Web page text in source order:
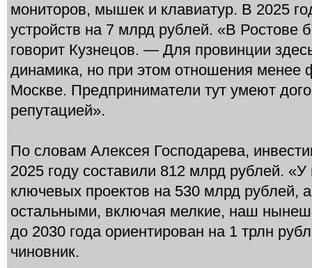
мониторов, мышек и клавиатур. В 2025
устройств на 7 млрд рублей. «В Ростове
говорит Кузнецов. — Для провинции
динамика, но при этом отношения менее
Москве. Предприниматели тут умеют
репутацией».
По словам Алексея Господарева,
2025 году составили 812 млрд рублей.
ключевых проектов на 530 млрд рублей,
остальными, включая мелкие, наш
до 2030 года ориентирован на 1 трлн
чиновник.